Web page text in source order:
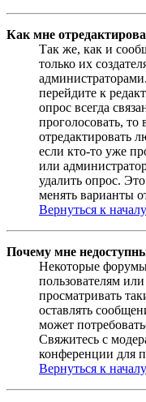
Как мне
Так же, как и
только их
перейдите к
опрос всегда
проголосовать,
отредактировать
если кто-то уже
или
удалить опрос.
менять варианты
Вернуться к началу
Почему мне
Некоторые
пользователям
просматривать
оставлять
может
Свяжитесь с
конференции для
Вернуться к началу